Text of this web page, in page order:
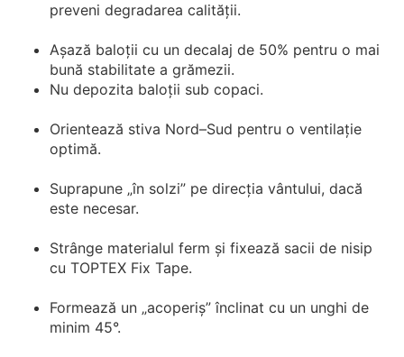
preveni degradarea calității.
Așază baloții cu un decalaj de 50% pentru o mai
bună stabilitate a grămezii.
Nu depozita baloții sub copaci.
Orientează stiva Nord–Sud pentru o ventilație
optimă.
Suprapune „în solzi” pe direcția vântului, dacă
este necesar.
Strânge materialul ferm și fixează sacii de nisip
cu TOPTEX Fix Tape.
Formează un „acoperiș” înclinat cu un unghi de
minim 45°.